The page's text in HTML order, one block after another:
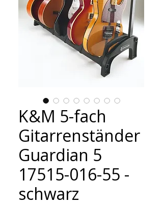
K&M 5-fach
Gitarrenständer
Guardian 5
17515-016-55 -
schwarz